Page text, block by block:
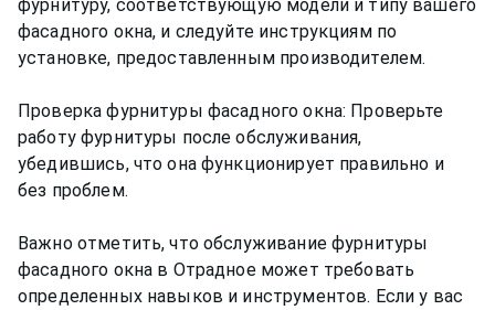
фурнитуру, соответствующую модели и типу вашего
фасадного окна, и следуйте инструкциям по
установке, предоставленным производителем.
Проверка фурнитуры фасадного окна: Проверьте
работу фурнитуры после обслуживания,
убедившись, что она функционирует правильно и
без проблем.
Важно отметить, что обслуживание фурнитуры
фасадного окна в Отрадное может требовать
определенных навыков и инструментов. Если у вас